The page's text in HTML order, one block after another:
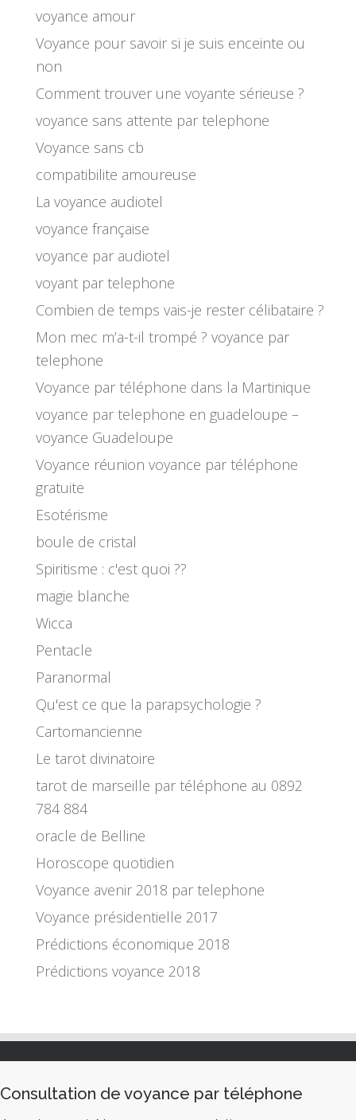
voyance amour
Voyance pour savoir si je suis enceinte ou
non
Comment trouver une voyante sérieuse ?
voyance sans attente par telephone
Voyance sans cb
compatibilite amoureuse
La voyance audiotel
voyance française
voyance par audiotel
voyant par telephone
Combien de temps vais-je rester célibataire ?
Mon mec m’a-t-il trompé ? voyance par
telephone
Voyance par téléphone dans la Martinique
voyance par telephone en guadeloupe –
voyance Guadeloupe
Voyance réunion voyance par téléphone
gratuite
Esotérisme
boule de cristal
Spiritisme : c'est quoi ??
magie blanche
Wicca
Pentacle
Paranormal
Qu'est ce que la parapsychologie ?
Cartomancienne
Le tarot divinatoire
tarot de marseille par téléphone au 0892
784 884
oracle de Belline
Horoscope quotidien
Voyance avenir 2018 par telephone
Voyance présidentielle 2017
Prédictions économique 2018
Prédictions voyance 2018
Consultation de voyance par téléphone